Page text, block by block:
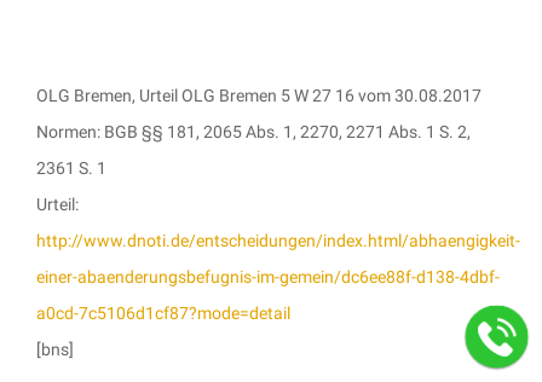
OLG Bremen, Urteil OLG Bremen 5 W 27 16 vom 30.08.2017
Normen: BGB §§ 181, 2065 Abs. 1, 2270, 2271 Abs. 1 S. 2,
2361 S. 1
Urteil:
http://www.dnoti.de/entscheidungen/index.html/abhaengigkeit-
einer-abaenderungsbefugnis-im-gemein/dc6ee88f-d138-4dbf-
a0cd-7c5106d1cf87?mode=detail
[bns]